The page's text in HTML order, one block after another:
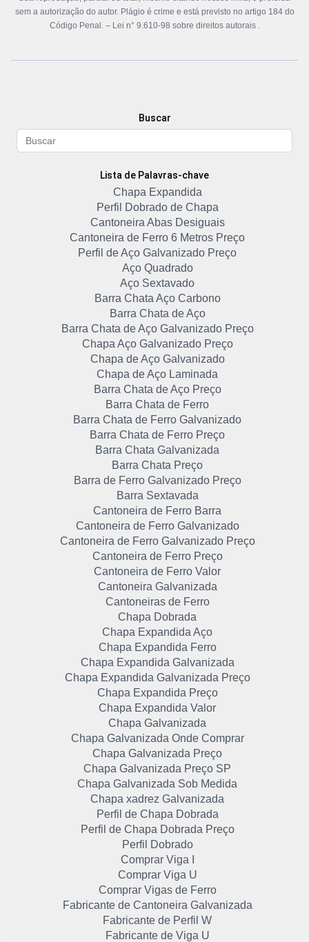
sem a autorização do autor. Plágio é crime e está previsto no artigo 184 do
Código Penal. – Lei n° 9.610-98 sobre direitos autorais .
Buscar
Lista de Palavras-chave
Chapa Expandida
Perfil Dobrado de Chapa
Cantoneira Abas Desiguais
Cantoneira de Ferro 6 Metros Preço
Perfil de Aço Galvanizado Preço
Aço Quadrado
Aço Sextavado
Barra Chata Aço Carbono
Barra Chata de Aço
Barra Chata de Aço Galvanizado Preço
Chapa Aço Galvanizado Preço
Chapa de Aço Galvanizado
Chapa de Aço Laminada
Barra Chata de Aço Preço
Barra Chata de Ferro
Barra Chata de Ferro Galvanizado
Barra Chata de Ferro Preço
Barra Chata Galvanizada
Barra Chata Preço
Barra de Ferro Galvanizado Preço
Barra Sextavada
Cantoneira de Ferro Barra
Cantoneira de Ferro Galvanizado
Cantoneira de Ferro Galvanizado Preço
Cantoneira de Ferro Preço
Cantoneira de Ferro Valor
Cantoneira Galvanizada
Cantoneiras de Ferro
Chapa Dobrada
Chapa Expandida Aço
Chapa Expandida Ferro
Chapa Expandida Galvanizada
Chapa Expandida Galvanizada Preço
Chapa Expandida Preço
Chapa Expandida Valor
Chapa Galvanizada
Chapa Galvanizada Onde Comprar
Chapa Galvanizada Preço
Chapa Galvanizada Preço SP
Chapa Galvanizada Sob Medida
Chapa xadrez Galvanizada
Perfil de Chapa Dobrada
Perfil de Chapa Dobrada Preço
Perfil Dobrado
Comprar Viga I
Comprar Viga U
Comprar Vigas de Ferro
Fabricante de Cantoneira Galvanizada
Fabricante de Perfil W
Fabricante de Viga U